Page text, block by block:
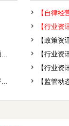
【行业资
【政策
【行业
【行业
【监管